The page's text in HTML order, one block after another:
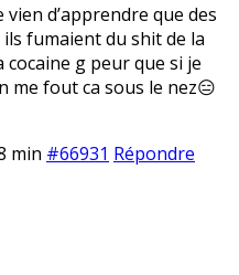
d’apprendre que des
ils fumaient du shit de la
g peur que si je
me fout ca sous le nez😑
min #66931 Répondre